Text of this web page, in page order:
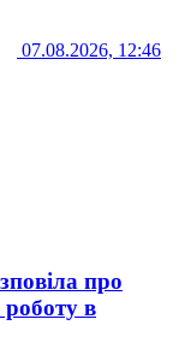
07.08.2026, 12:46
про
роботу в